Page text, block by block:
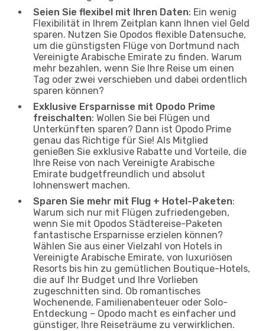
Seien Sie flexibel mit Ihren Daten: Ein wenig
Flexibilität in Ihrem Zeitplan kann Ihnen viel Geld
sparen. Nutzen Sie Opodos flexible Datensuche,
um die günstigsten Flüge von Dortmund nach
Vereinigte Arabische Emirate zu finden. Warum
mehr bezahlen, wenn Sie Ihre Reise um einen
Tag oder zwei verschieben und dabei ordentlich
sparen können?
Exklusive Ersparnisse mit Opodo Prime
freischalten: Wollen Sie bei Flügen und
Unterkünften sparen? Dann ist Opodo Prime
genau das Richtige für Sie! Als Mitglied
genießen Sie exklusive Rabatte und Vorteile, die
Ihre Reise von nach Vereinigte Arabische
Emirate budgetfreundlich und absolut
lohnenswert machen.
Sparen Sie mehr mit Flug + Hotel-Paketen:
Warum sich nur mit Flügen zufriedengeben,
wenn Sie mit Opodos Städtereise-Paketen
fantastische Ersparnisse erzielen können?
Wählen Sie aus einer Vielzahl von Hotels in
Vereinigte Arabische Emirate, von luxuriösen
Resorts bis hin zu gemütlichen Boutique-Hotels,
die auf Ihr Budget und Ihre Vorlieben
zugeschnitten sind. Ob romantisches
Wochenende, Familienabenteuer oder Solo-
Entdeckung – Opodo macht es einfacher und
günstiger, Ihre Reiseträume zu verwirklichen.